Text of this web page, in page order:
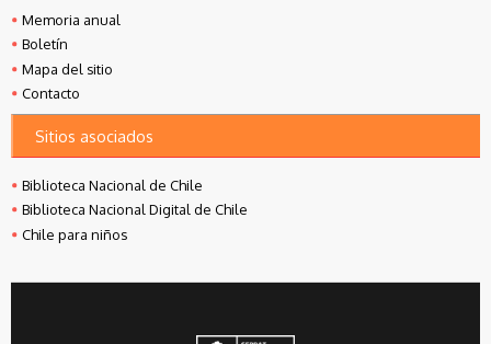
Memoria anual
Boletín
Mapa del sitio
Contacto
Sitios asociados
Biblioteca Nacional de Chile
Biblioteca Nacional Digital de Chile
Chile para niños